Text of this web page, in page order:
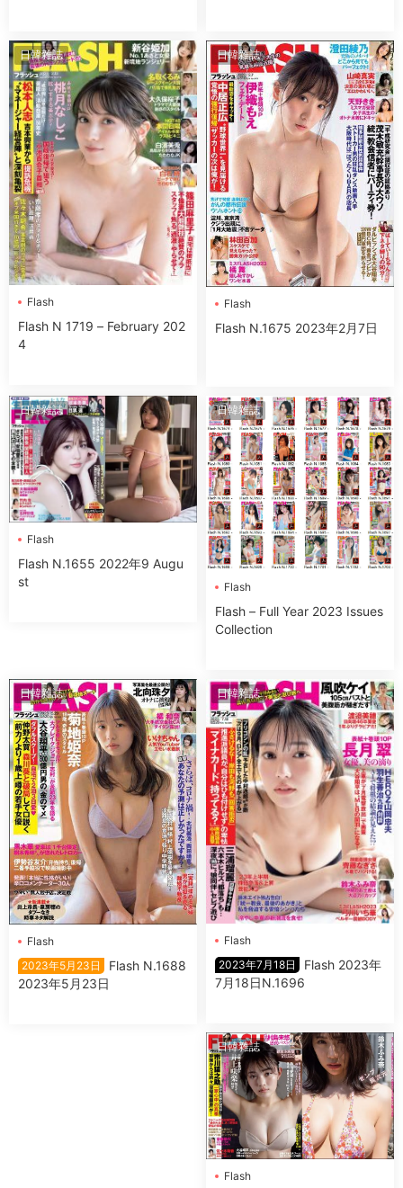
日韓雜誌
Flash
Flash N 1719 – February 202
4
日韓雜誌
Flash
Flash N.1675 2023年2月7日
日韓雜誌
Flash
Flash N.1655 2022年9 Augu
st
日韓雜誌
Flash
Flash – Full Year 2023 Issues
Collection
日韓雜誌
Flash
2023年5月23日
Flash N.1688
2023年5月23日
日韓雜誌
Flash
2023年7月18日
Flash 2023年
7月18日N.1696
日韓雜誌
Flash